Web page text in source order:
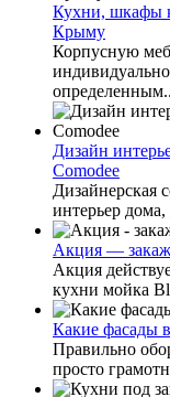
Кухни, шкафы
Крыму
Корпусную
Дизайн
Comodee
Дизайнерская
интерьер
Акция —
Акция
кухни мойка
Какие фасады
Правильно
просто